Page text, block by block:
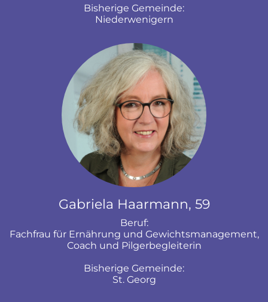
Bisherige Gemeinde:
Niederwenigern
Gabriela Haarmann, 59
Beruf:
Fachfrau für Ernährung und Gewichtsmanagement,
Coach und Pilgerbegleiterin
Bisherige Gemeinde:
St. Georg